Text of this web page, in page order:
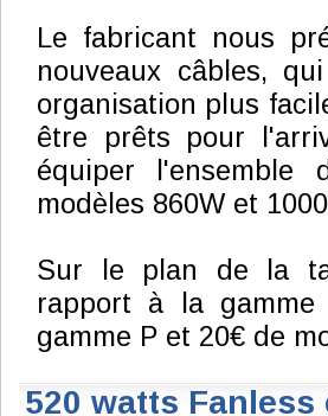
Le fabricant nous
nouveaux câbles,
organisation plus
être prêts pour
équiper
modèles 860W et
Sur le plan de la
rapport à la
gamme P et 20€ de
520 watts Fanless